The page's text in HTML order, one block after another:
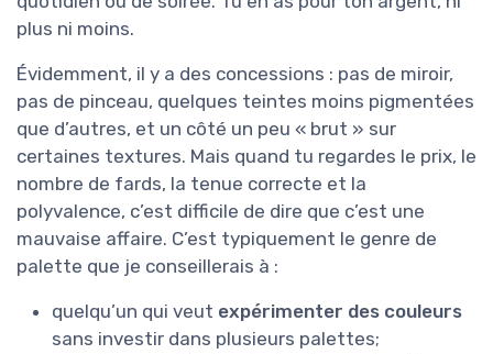
plus ni moins.
Évidemment, il y a des concessions : pas de miroir,
pas de pinceau, quelques teintes moins pigmentées
que d’autres, et un côté un peu « brut » sur
certaines textures. Mais quand tu regardes le prix, le
nombre de fards, la tenue correcte et la
polyvalence, c’est difficile de dire que c’est une
mauvaise affaire. C’est typiquement le genre de
palette que je conseillerais à :
quelqu’un qui veut expérimenter des couleurs
sans investir dans plusieurs palettes;